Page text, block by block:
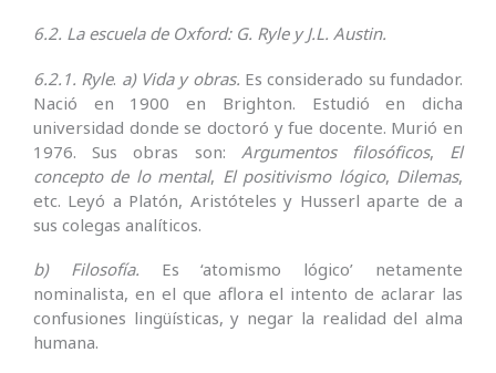
6.2. La escuela de Oxford: G. Ryle y J.L. Austin.
6.2.1. Ryle. a) Vida y obras. Es considerado su fundador.
Nació en 1900 en Brighton. Estudió en dicha
universidad donde se doctoró y fue docente. Murió en
1976. Sus obras son: Argumentos filosóficos, El
concepto de lo mental, El positivismo lógico, Dilemas,
etc. Leyó a Platón, Aristóteles y Husserl aparte de a
sus colegas analíticos.
b) Filosofía. Es ‘atomismo lógico’ netamente
nominalista, en el que aflora el intento de aclarar las
confusiones lingüísticas, y negar la realidad del alma
humana.